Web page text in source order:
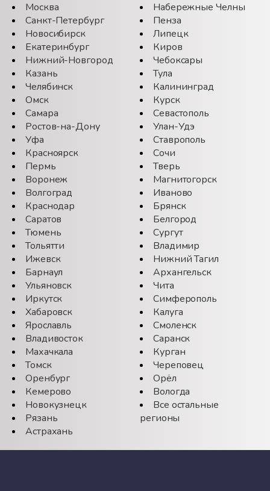
Москва
Санкт-Петербург
Новосибирск
Екатеринбург
Нижний-Новгород
Казань
Челябинск
Омск
Самара
Ростов-на-Дону
Уфа
Красноярск
Пермь
Воронеж
Волгоград
Краснодар
Саратов
Тюмень
Тольятти
Ижевск
Барнаул
Ульяновск
Иркутск
Хабаровск
Ярославль
Владивосток
Махачкала
Томск
Оренбург
Кемерово
Новокузнецк
Рязань
Астрахань
Набережные Челны
Пенза
Липецк
Киров
Чебоксары
Тула
Калининград
Курск
Севастополь
Улан-Удэ
Ставрополь
Сочи
Тверь
Магнитогорск
Иваново
Брянск
Белгород
Сургут
Владимир
Нижний Тагил
Архангельск
Чита
Симферополь
Калуга
Смоленск
Саранск
Курган
Череповец
Орёл
Вологда
Все остальные
регионы